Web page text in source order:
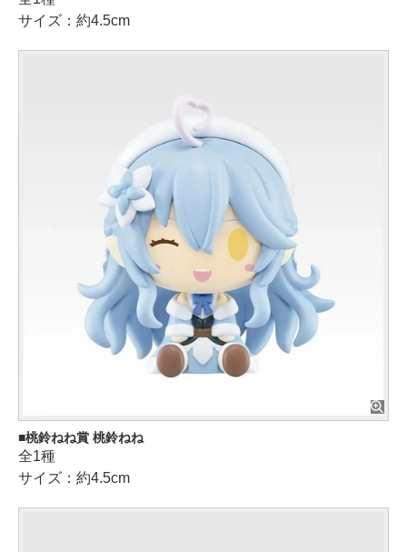
サイズ：約4.5cm
桃鈴ねね賞 桃鈴ねね
全1種
サイズ：約4.5cm